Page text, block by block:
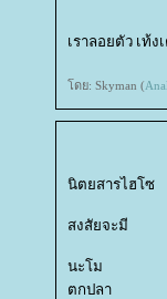
เราลอยตัว เท้ง
ดย: Skyman (
นิตยสารไฮโซ
สงสัยจะมี
นะโม
ตกปลา